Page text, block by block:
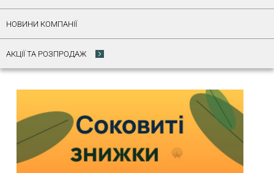
НОВИНИ КОМПАНІЇ
АКЦІЇ ТА РОЗПРОДАЖ